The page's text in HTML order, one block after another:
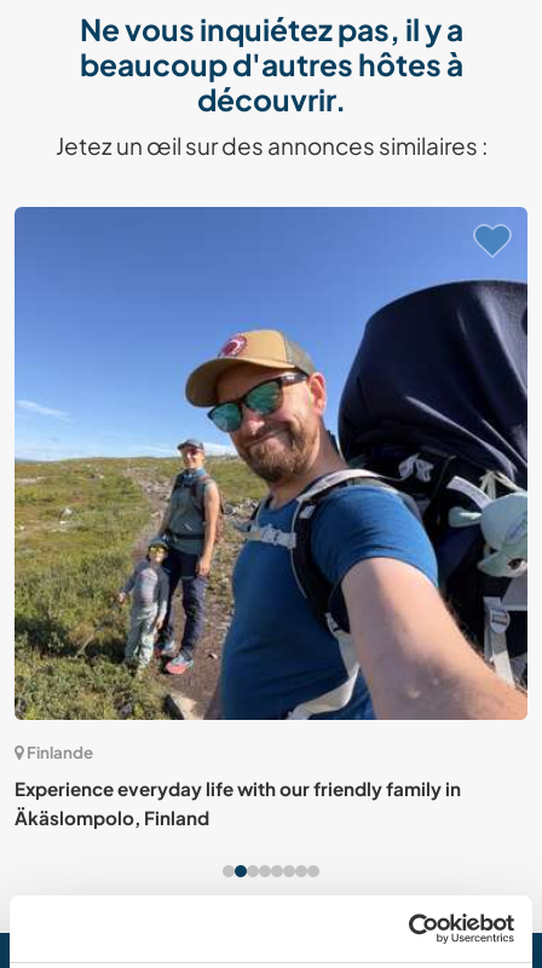
Ne vous inquiétez pas, il y a
beaucoup d'autres hôtes à
découvrir.
Jetez un œil sur des annonces similaires :
Finlande
Experience everyday life with our friendly family in
Äkäslompolo, Finland